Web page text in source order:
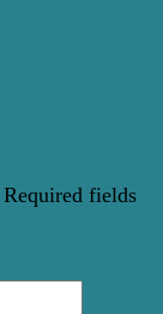
Required fields